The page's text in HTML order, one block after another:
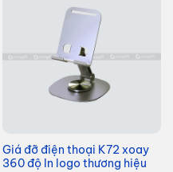
Giá đỡ điện thoại K72 xoay
360 độ In logo thương hiệu